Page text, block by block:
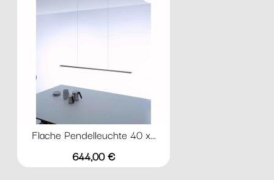
Flache Pendelleuchte 40 x...
Preis
644,00 €